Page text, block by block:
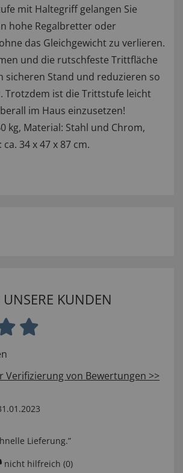
mit Haltegriff gelangen Sie
hohe Regalbretter oder
das Gleichgewicht zu verlieren.
und die rutschfeste Trittfläche
sicheren Stand und reduzieren so
Trotzdem ist die Trittstufe leicht
im Haus einzusetzen!
kg, Material: Stahl und Chrom,
ca. 34 x 47 x 87 cm.
KUNDEN
Verifizierung von Bewertungen >>
Lieferung.”
nicht hilfreich (0)